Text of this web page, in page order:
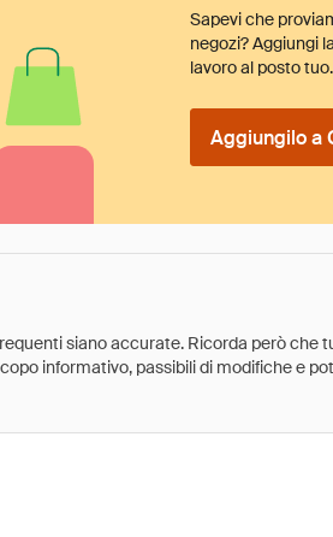
Sapevi che
negozi? Aggiungi
lavoro al posto tuo.
Aggiungilo a
siano accurate. Ricorda però
informativo, passibili di modifiche e